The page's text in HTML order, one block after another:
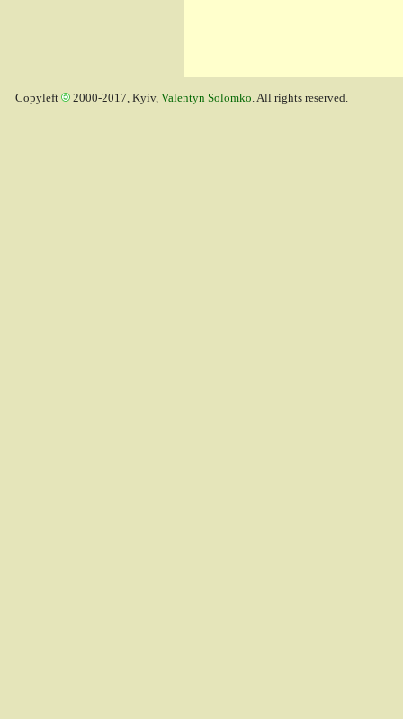
Copyleft 2000-2017, Kyiv, Valentyn Solomko. All rights reserved.